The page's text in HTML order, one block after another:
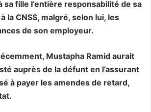
sa fille l’entière responsabilité de sa
la CNSS, malgré, selon lui, les
de son employeur.
Mustapha Ramid aurait
auprès de la défunt en l’assurant
à payer les amendes de retard,